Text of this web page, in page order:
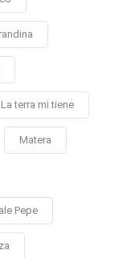
La terra mi tiene
Matera
Pepe